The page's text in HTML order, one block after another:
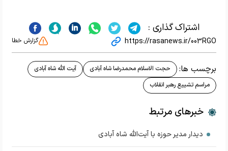
اشتراک گذاری :
https://rasanews.ir/003RGO گزارش خطا
برچسب ها: حجت الاسلام محمدرضا شاه آبادی
آیت الله شاه آبادی
مراسم تشییع رهبر انقلاب
خبرهای مرتبط
دیدار مدیر حوزه با آیت‌الله شاه آبادی